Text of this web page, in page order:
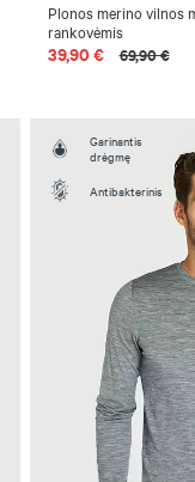
Plonos merino vilnos
rankovėmis
39,90 € 69,90 €
Garinantis
drėgmę
Antibakterinis